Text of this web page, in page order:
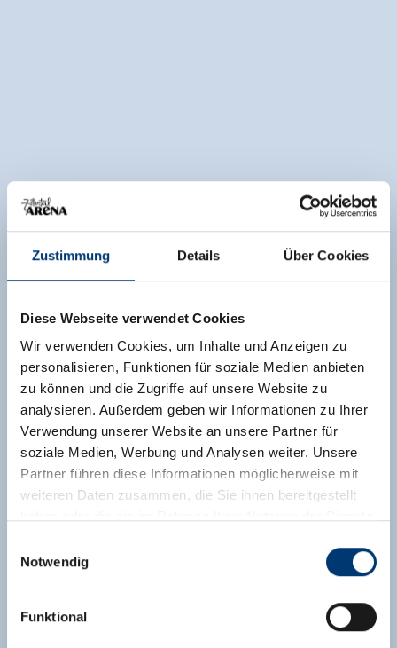
Zustimmung Details Über Cookies
Diese Webseite verwendet Cookies
Wir verwenden Cookies, um Inhalte und Anzeigen zu
personalisieren, Funktionen für soziale Medien anbieten
zu können und die Zugriffe auf unsere Website zu
analysieren. Außerdem geben wir Informationen zu Ihrer
Verwendung unserer Website an unsere Partner für
soziale Medien, Werbung und Analysen weiter. Unsere
Partner führen diese Informationen möglicherweise mit
weiteren Daten zusammen, die Sie ihnen bereitgestellt
Rohr 23// A-6280 Zell am Ziller
Notwendig
Funktional